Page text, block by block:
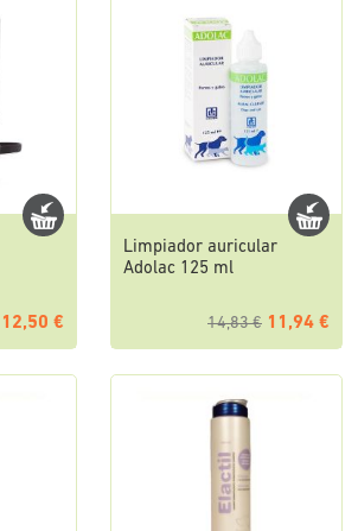
12,50 €
Limpiador auricular
Adolac 125 ml
14,83 € 11,94 €